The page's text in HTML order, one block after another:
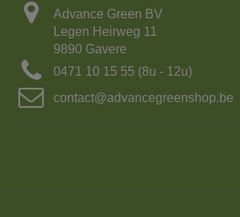
Advance Green BV
Legen Heirweg 11
9890 Gavere
0471 10 15 55 (8u - 12u)
contact@advancegreenshop.be